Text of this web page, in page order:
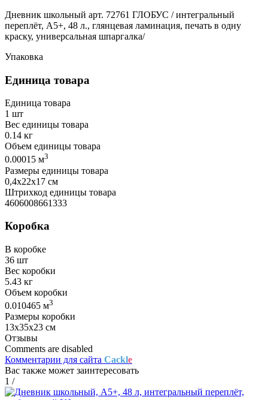
Дневник школьный арт. 72761 ГЛОБУС / интегральный
переплёт, А5+, 48 л., глянцевая ламинация, печать в одну
краску, универсальная шпаргалка/
Упаковка
Единица товара
Единица товара
1 шт
Вес единицы товара
0.14 кг
Объем единицы товара
0.00015 м3
Размеры единицы товара
0,4х22х17 см
Штрихкод единицы товара
4606008661333
Коробка
В коробке
36 шт
Вес коробки
5.43 кг
Объем коробки
0.010465 м3
Размеры коробки
13х35х23 см
Отзывы
Comments are disabled
Комментарии для сайта Cackle
Вас также может заинтересовать
1 /